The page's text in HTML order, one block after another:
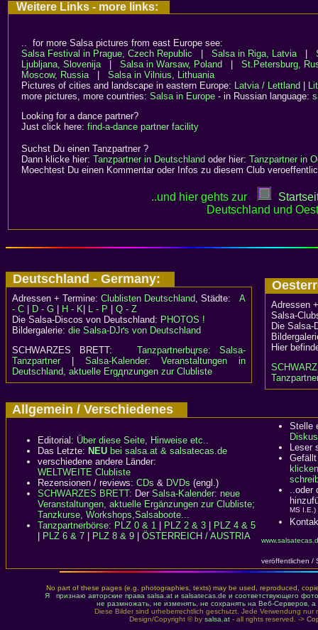
Weitere Links - more links:
.. for more Salsa pictures from east Europe see:
Salsa Festival in Prague, Czech Republic
Salsa in Riga, Latvia|
Ljubljana, Slovenija| Salsa in Warsaw, Poland
St.Petersburg,
Moscow, Russia| Salsa in Vilnius, Lithuania
Pictures of cities and landscape in eastern Europe: Latvia / Lettland
more pictures, more countries: Salsa in Europe - in Russian language:
Looking for a dance partner?
Just click here: find-a-dance partner facility
Suchst Du einen Tanzpartner ?
Dann klicke hier: Tanzpartner in Deutschland oder hier: Tanzpartner in
Moechtest Du einen Kommentar oder Infos zu diesem Club
..und hier gehts zur
Deutschland und
Deutschland - Germany:
Adressen + Termine: Clublisten Deutschland, Städte: A
- C
D - G H - K L - P
Q - Z
Die Salsa-Discos von Deutschland: PHOTOS !
Bildergalerie: die Salsa-DJґs von Deutschland
SCHWARZES BRETT:Tanzpartnerbцrse: Salsa-
Tanzpartner| Salsa-Kalender: Veranstaltungen in
Deutschland, aktuelle Ergдnzungen zur Clubliste
Adressen
Salsa-
Die
Hier
Allgemein / Verschiedenes
Editorial: Über diese Seite, Hinweise etc..
Das Letzte: NEU bei salsa.at & salsatecas.de
verschiedene andere Länder:
WELTWEITE Clubliste
Rezensionen / reviews: CDs & DVDs (engl.)
SCHWARZES BRETT: Der Salsa-Kalender: neue
Veranstaltungen, aktuelle Ergänzungen zur Clubliste;
Tanzkurse, Workshops,Salsaboote...
Tanzpartnerbörse: PLZ 0 & 1 PLZ 2 & 3
PLZ 4 & 5
PLZ 6 & 7 PLZ 8 & 9 ÖSTERREICH / AUSTRIA
Stelle
Leser
klicken
..oder
MS I.E.)
veröffentlichen /
No part of these pages (e.g. photographies, texts) may be used, reproduced,
Я признаю авторские права salsa.at и salsatecas.de и соответствующего
не размножать, не изменять, не соxранять на Веб-Серверов,
Diese Bilder sind urheberrechtlich geschьtzt. Jede Verwendung
Design/Copyright © by salsa.at - all rights reserved. ->